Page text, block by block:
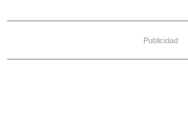
Publicidad